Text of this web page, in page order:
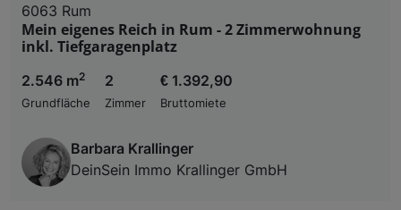
6063 Rum
Mein eigenes Reich in Rum - 2 Zimmerwohnung
inkl. Tiefgaragenplatz
2.546 m2
Grundfläche
2
Zimmer
€ 1.392,90
Bruttomiete
Barbara Krallinger
DeinSein Immo Krallinger GmbH